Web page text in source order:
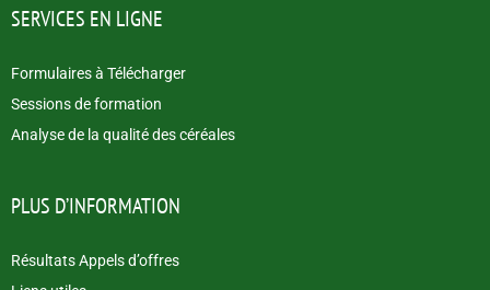
SERVICES EN LIGNE
Formulaires à Télécharger
Sessions de formation
Analyse de la qualité des céréales
PLUS D’INFORMATION
Résultats Appels d’offres